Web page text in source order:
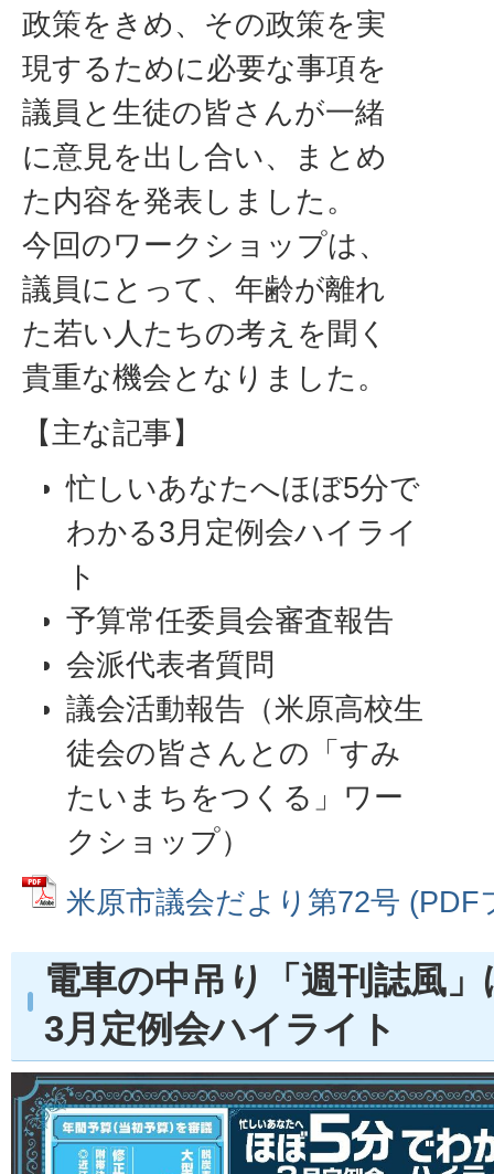
政策をきめ、その政策を実
現するために必要な事項を
議員と生徒の皆さんが一緒
に意見を出し合い、まとめ
た内容を発表しました。
今回のワークショップは、
議員にとって、年齢が離れ
た若い人たちの考えを聞く
貴重な機会となりました。
【主な記事】
忙しいあなたへほぼ5分で
わかる3月定例会ハイライ
ト
予算常任委員会審査報告
会派代表者質問
議会活動報告（米原高校生
徒会の皆さんとの「すみ
たいまちをつくる」ワー
クショップ）
米原市議会だより第72号 (PDF
電車の中吊り「週刊誌風
3月定例会ハイライト